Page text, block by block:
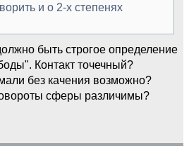
и о 2-х степенях
быть строгое определение
Контакт точечный?
без качения возможно?
сферы различимы?